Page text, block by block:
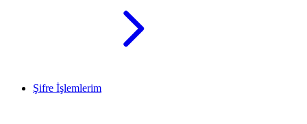
Şifre İşlemlerim